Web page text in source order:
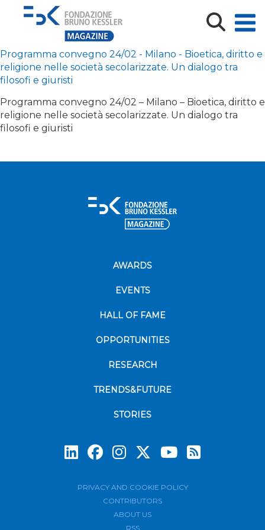
Programma convegno 24/02 – Milano – Bioetica, diritto e
religione nelle società secolarizzate. Un dialogo tra
filosofi e giuristi
Programma convegno 24/02 - Milano - Bioetica, diritto e
religione nelle società secolarizzate. Un dialogo tra
filosofi e giuristi
Programma convegno 24/02 – Milano – Bioetica, diritto e
religione nelle società secolarizzate. Un dialogo tra
filosofi e giuristi
AWARDS
EVENTS
HALL OF FAME
OPPORTUNITIES
RESEARCH
TRENDS&FUTURE
STORIES
PRIVACY AND COOKIE POLICY
CONTRIBUTORS
ABOUT US
RSS